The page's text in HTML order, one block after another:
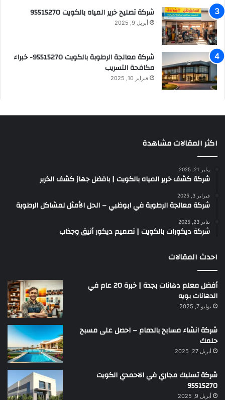
شركة تصليح خرير المياه بالكويت 95515270
أبريل 9, 2025
شركة معالجة الرطوبة بالكويت 95515270- خبراء
مكافحة التسريب
فبراير 10, 2025
اكثر المقالات مشاهدة
يناير 21, 2025
شركة كشف خرير المياه بالكويت | بافضل جهاز كشف الخرير
فبراير 3, 2025
شركة معالجة الرطوبة في ابوظبي – الحل الأمثل لمشاكل الرطوبة
يناير 23, 2025
شركة ديكورات بالكويت | تصميم ديكور أنيق وجذاب
احدث المقالات
أفضل معلم دهانات بجدة | خبرة 20 عام في
الدهانات بويه
يوليو 7, 2025
شركة انشاء مسابح بالدمام – احصل على مسبح
حلمك
أبريل 27, 2025
شركة تسليك مجاري في الاحمدي الكويت
95515270
أبريل 9, 2025